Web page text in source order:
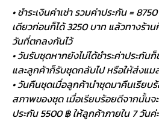
• ชำระเงินค่าเช่า รวมค่าประกัน =
เดียวก่อนก็ได้ 3250 บาท แล้วทางร้า
วันที่ตกลงกันไว้
• วันรับชุดหากยังไม่ได้ชำระค่าประกัน
และลูกค้าก็รับชุดกลับไป หรือให้ส่งแม
• วันคืนชุดเมื่อลูกค้านำชุดมาคืนเรียบ
สภาพของชุด เมื่อเรียบร้อยดีจากนั้นจ
ประกัน 5500 ฿ ให้ลูกค้าภายใน 7 วันค่ะ